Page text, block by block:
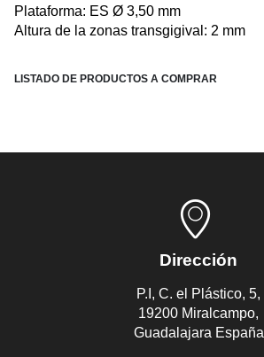
Plataforma: ES Ø 3,50 mm
Altura de la zonas transgigival: 2 mm
LISTADO DE PRODUCTOS A COMPRAR
Dirección
P.I, C. el Plástico, 5,
19200 Miralcampo,
Guadalajara España